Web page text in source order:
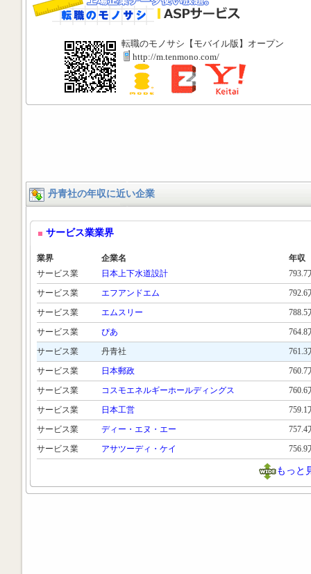
転職のモノサシ【モバイル版】オープン
http://m.tenmono.com/
丹青社の年収に近い企業
サービス業業界
業界 企業名
年収
サービス業
日本上下水道設計
793.7
サービス業
エフアンドエム
792.6
サービス業
エムスリー
788.5
サービス業
ぴあ
764.8
サービス業
丹青社
761.3
サービス業
日本郵政
760.7
サービス業
コスモエネルギーホールディングス
760.6
サービス業
日本工営
759.1
サービス業
ディー・エヌ・エー
757.4
サービス業
アサツーディ・ケイ 756.9
もっと